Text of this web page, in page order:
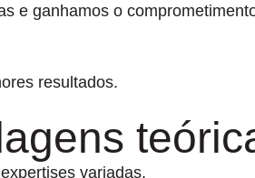
e ganhamos o
resultados.
variadas.